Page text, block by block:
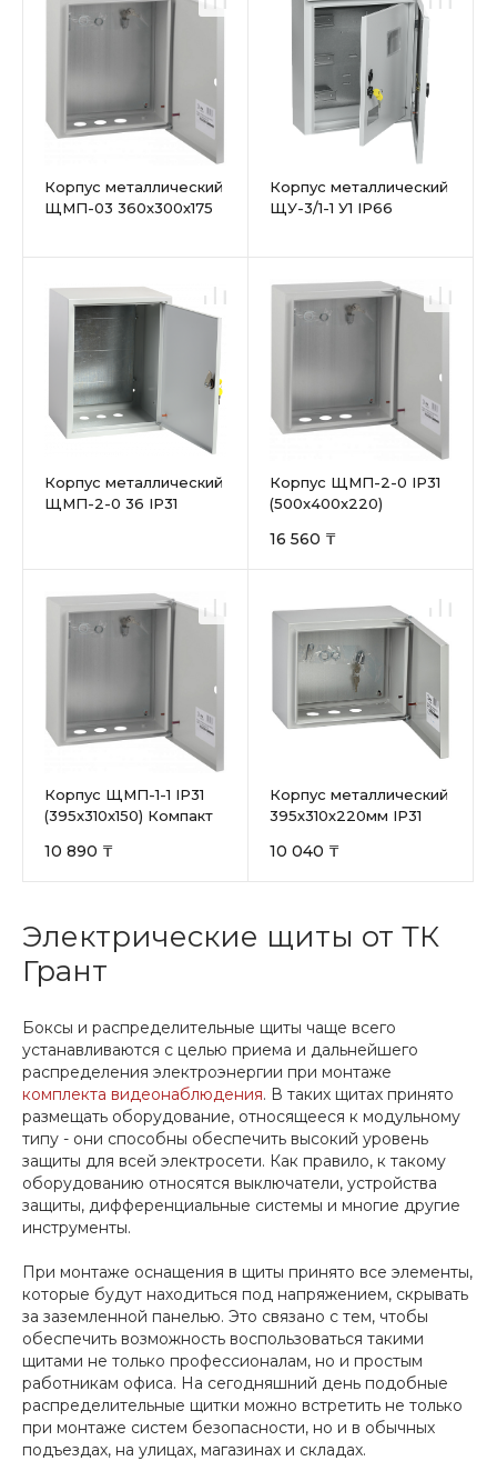
Корпус металлический
ЩМП-03 360х300х175
Корпус металлический
ЩУ-3/1-1 У1 IP66
Корпус металлический
ЩМП-2-0 36 IP31
Корпус ЩМП-2-0 IP31
(500x400x220)
16 560 ₸
Корпус ЩМП-1-1 IP31
(395x310x150) Компакт
10 890 ₸
Корпус металлический
395х310х220мм IP31
10 040 ₸
Электрические щиты от ТК
Грант
Боксы и распределительные щиты чаще всего
устанавливаются с целью приема и дальнейшего
распределения электроэнергии при монтаже
комплекта видеонаблюдения. В таких щитах принято
размещать оборудование, относящееся к модульному
типу - они способны обеспечить высокий уровень
защиты для всей электросети. Как правило, к такому
оборудованию относятся выключатели, устройства
защиты, дифференциальные системы и многие другие
инструменты.
При монтаже оснащения в щиты принято все элементы,
которые будут находиться под напряжением, скрывать
за заземленной панелью. Это связано с тем, чтобы
обеспечить возможность воспользоваться такими
щитами не только профессионалам, но и простым
работникам офиса. На сегодняшний день подобные
распределительные щитки можно встретить не только
при монтаже систем безопасности, но и в обычных
подъездах, на улицах, магазинах и складах.